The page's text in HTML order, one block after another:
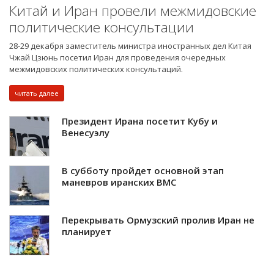
Китай и Иран провели межмидовские
политические консультации
28-29 декабря заместитель министра иностранных дел Китая
Чжай Цзюнь посетил Иран для проведения очередных
межмидовских политических консультаций.
читать далее
Президент Ирана посетит Кубу и
Венесуэлу
В субботу пройдет основной этап
маневров иранских ВМС
Перекрывать Ормузский пролив Иран не
планирует